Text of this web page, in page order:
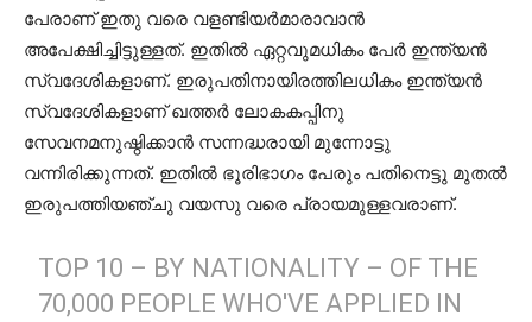
പേരാണ് ഇതു വരെ വളണ്ടിയർമാരാവാൻ
അപേക്ഷിച്ചിട്ടുള്ളത്. ഇതിൽ ഏറ്റവുമധികം പേർ ഇന്ത്യൻ
സ്വദേശികളാണ്. ഇരുപതിനായിരത്തിലധികം ഇന്ത്യൻ
സ്വദേശികളാണ് ഖത്തർ ലോകകപ്പിനു
സേവനമനുഷ്ഠിക്കാൻ സന്നദ്ധരായി മുന്നോട്ടു
വന്നിരിക്കുന്നത്. ഇതിൽ ഭൂരിഭാഗം പേരും പതിനെട്ടു മുതൽ
ഇരുപത്തിയഞ്ചു വയസു വരെ പ്രായമുള്ളവരാണ്.
TOP 10 – BY NATIONALITY – OF THE
70,000 PEOPLE WHO'VE APPLIED IN